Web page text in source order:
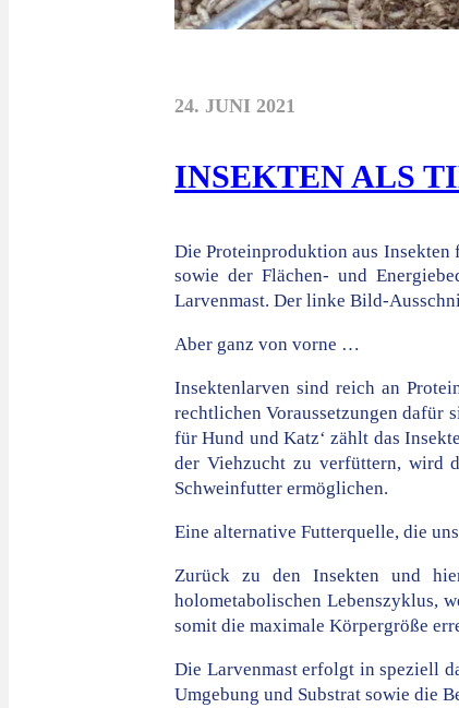
24. JUNI 2021
INSEKTEN ALS
Die Proteinproduktion aus
sowie der Flächen- und
Larvenmast. Der linke Bild-
Aber ganz von vorne …
Insektenlarven sind reich an
rechtlichen Voraussetzungen dafür
für Hund und Katz‘ zählt das
der Viehzucht zu verfüttern, wird
Schweinfutter ermöglichen.
Eine alternative Futterquelle, die
Zurück zu den Insekten und
holometabolischen Lebenszyklus,
somit die maximale Körpergröße
Die Larvenmast erfolgt in speziell
Umgebung und Substrat sowie die